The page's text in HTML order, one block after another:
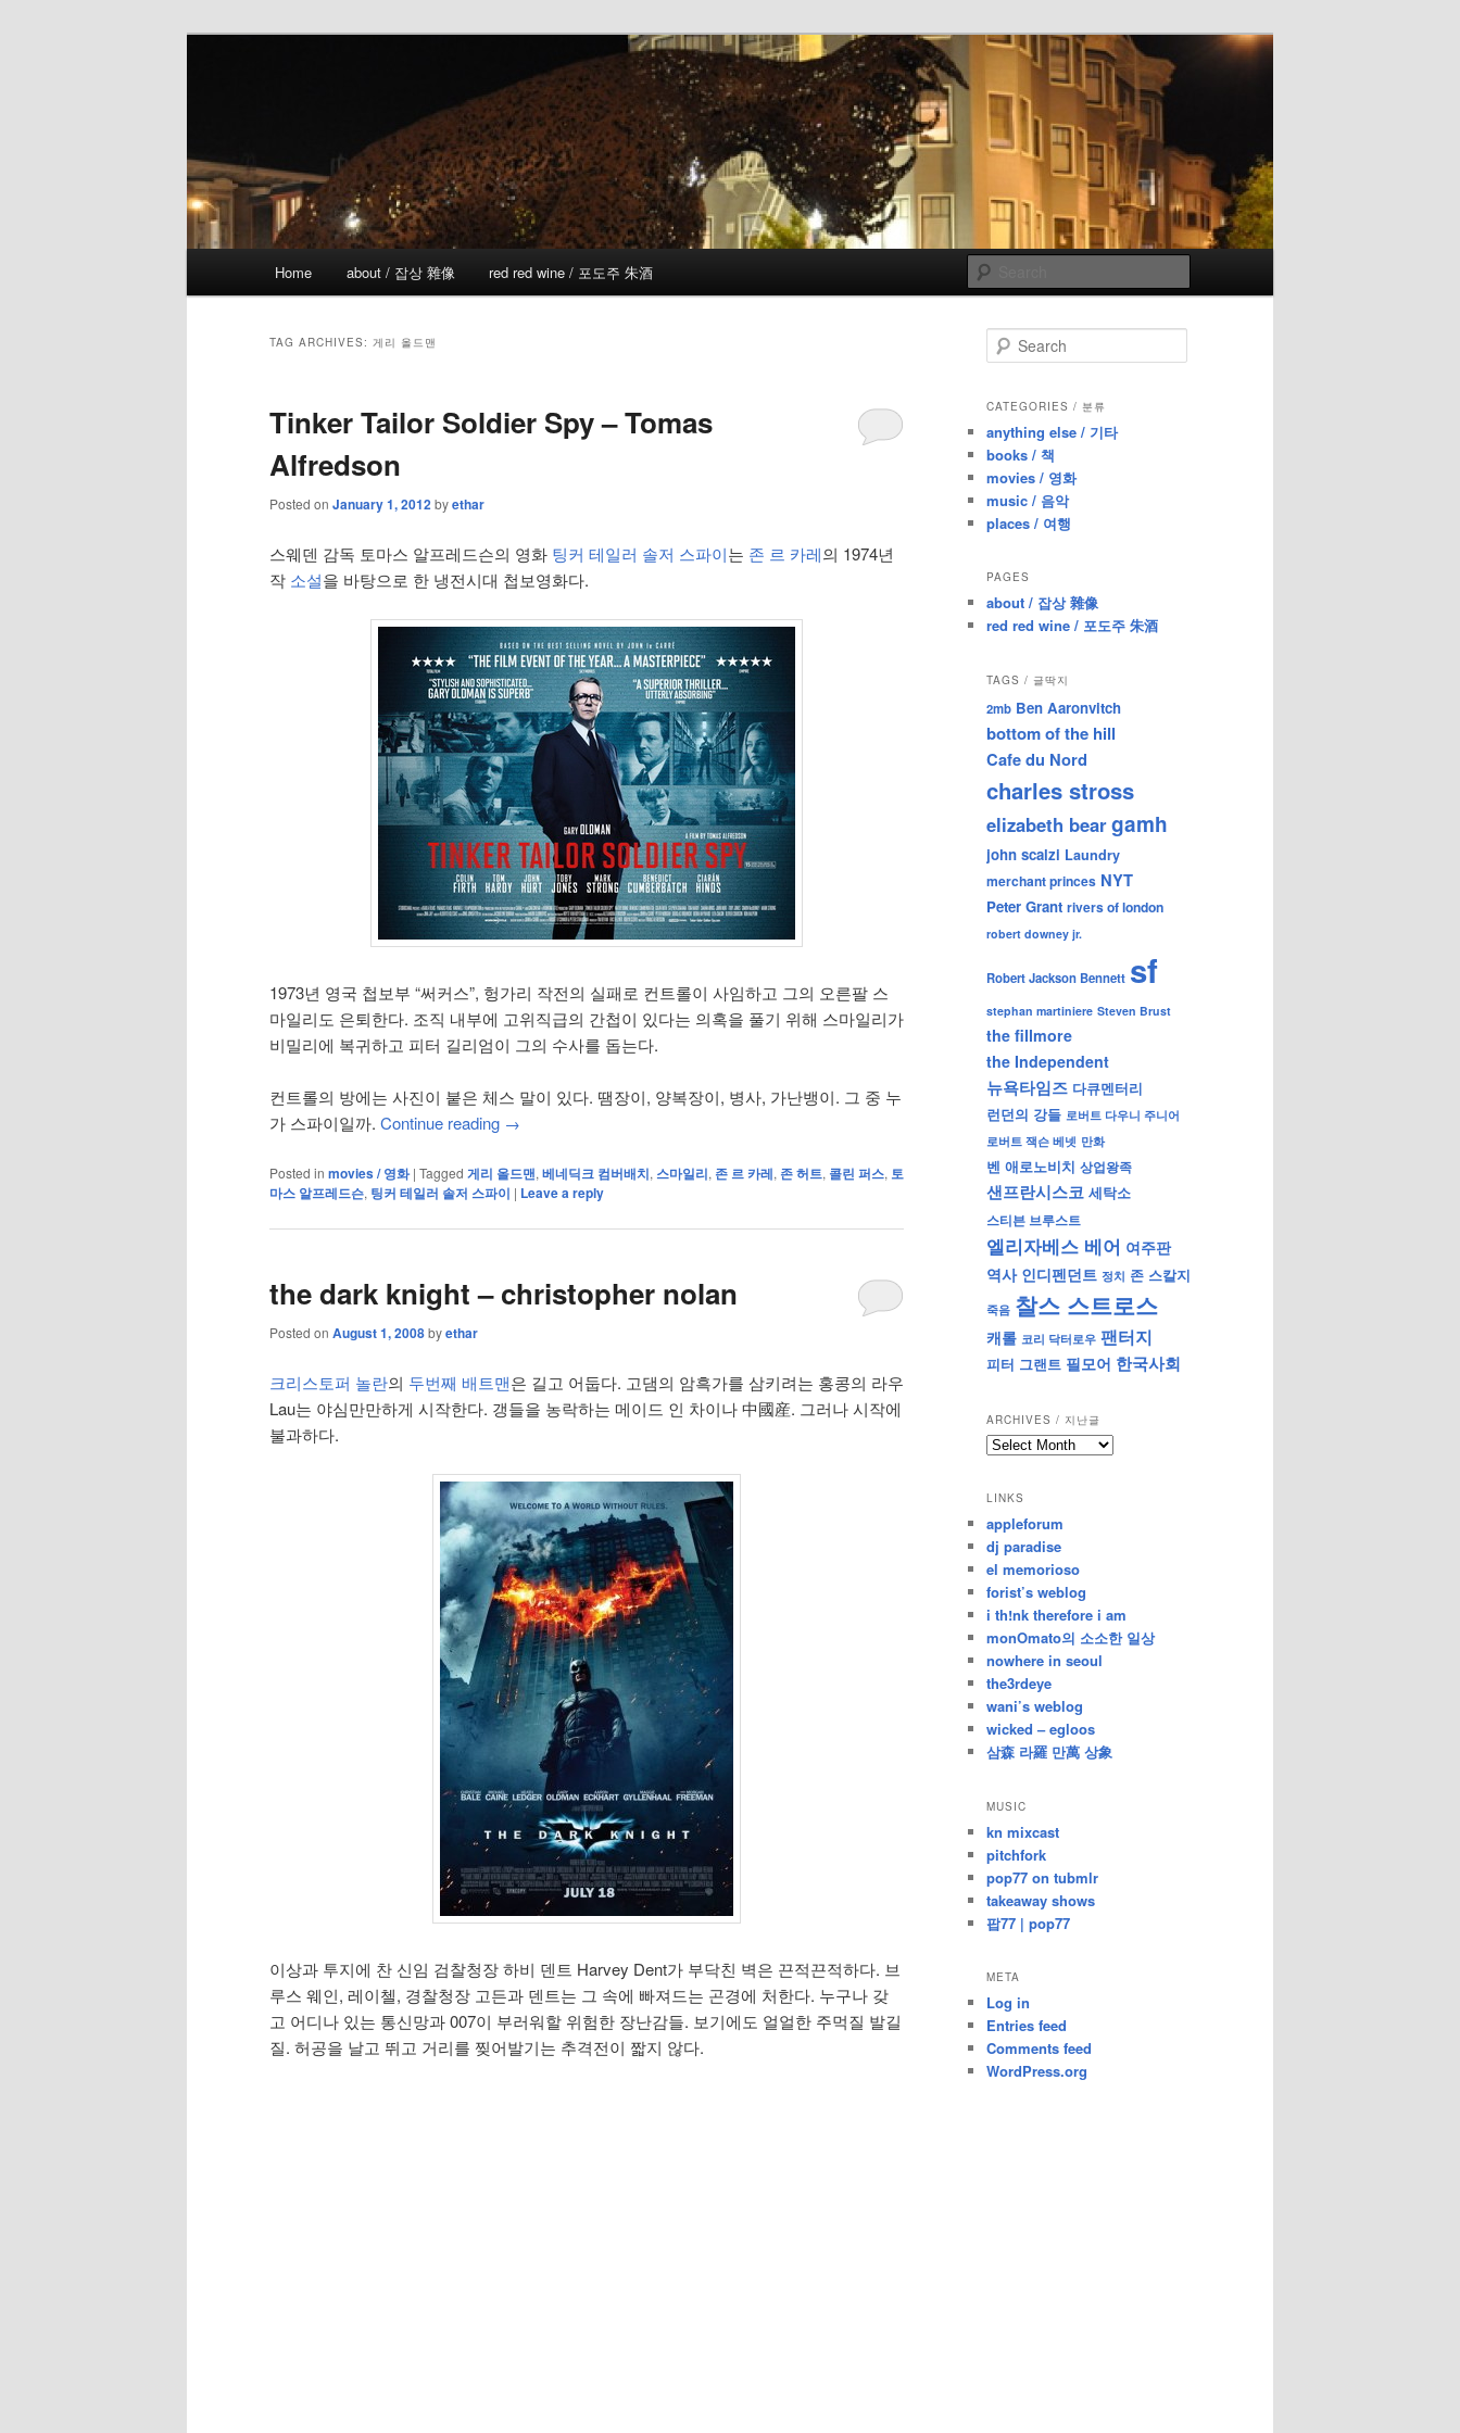
Home about / 잡상 雜像 red red wine / 포도주 朱酒
TAG ARCHIVES: 게리 올드맨
Tinker Tailor Soldier Spy – Tomas
Alfredson
Posted on January 1, 2012byethar
스웨덴 감독 토마스 알프레드슨의 영화 팅커 테일러 솔저 스파이는 존 르 카레의 1974년
작 소설을 바탕으로 한 냉전시대 첩보영화다.
1973년 영국 첩보부 “써커스”, 헝가리 작전의 실패로 컨트롤이 사임하고 그의 오른팔 스
마일리도 은퇴한다. 조직 내부에 고위직급의 간첩이 있다는 의혹을 풀기 위해 스마일리가
비밀리에 복귀하고 피터 길리엄이 그의 수사를 돕는다.
컨트롤의 방에는 사진이 붙은 체스 말이 있다. 땜장이, 양복장이, 병사, 가난뱅이. 그 중 누
가 스파이일까. Continue reading →
Posted in movies / 영화 | Tagged 게리 올드맨, 베네딕크 컴버배치, 스마일리, 존 르 카레, 존 허트, 콜린 퍼스, 토
마스 알프레드슨, 팅커 테일러 솔저 스파이 | Leave a reply
the dark knight – christopher nolan
Posted on August 1, 2008byethar
크리스토퍼 놀란의 두번째 배트맨은 길고 어둡다. 고댐의 암흑가를 삼키려는 홍콩의 라우
Lau는 야심만만하게 시작한다. 갱들을 농락하는 메이드 인 차이나 中國産. 그러나 시작에
불과하다.
이상과 투지에 찬 신임 검찰청장 하비 덴트 Harvey Dent가 부닥친 벽은 끈적끈적하다. 브
루스 웨인, 레이첼, 경찰청장 고든과 덴트는 그 속에 빠져드는 곤경에 처한다. 누구나 갖
고 어디나 있는 통신망과 007이 부러워할 위험한 장난감들. 보기에도 얼얼한 주먹질 발길
질. 허공을 날고 뛰고 거리를 찢어발기는 추격전이 짧지 않다.
e
r
h
CATEGORIES / 분류
anything else / 기타
books / 책
movies / 영화
music / 음악
places / 여행
PAGES
about / 잡상 雜像
red red wine / 포도주 朱酒
TAGS / 글딱지
2mb Ben Aaronvitch
bottom of the hill
Cafe du Nord
charles stross
elizabeth beargamh
john scalzi Laundry
merchant princes NYT
Peter Grant rivers of london
robert downey jr.
Robert Jackson Bennett sf
stephan martiniere Steven Brust
the fillmore
the Independent
뉴욕타임즈 다큐멘터리
런던의 강들 로버트 다우니 주니어
로버트 잭슨 베넷 만화
벤 애로노비치 상업왕족
샌프란시스코 세탁소
스티븐 브루스트
엘리자베스 베어 여주판
역사 인디펜던트 정치 존 스칼지
죽음 찰스 스트로스
캐롤 코리 닥터로우 팬터지
피터 그랜트 필모어 한국사회
ARCHIVES / 지난글
archives
난
글
LINKS
appleforum
dj paradise
el memorioso
forist’s weblog
i th!nk therefore i am
monOmato의 소소한 일상
nowhere in seoul
the3rdeye
wani’s weblog
wicked – egloos
삼森 라羅 만萬 상象
MUSIC
kn mixcast
pitchfork
pop77 on tubmlr
takeaway shows
팝77 | pop77
META
Log in
Entries feed
Comments feed
WordPress.org